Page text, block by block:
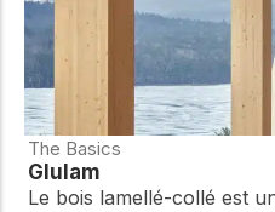
The Basics
Glulam
Le bois lamellé-collé est